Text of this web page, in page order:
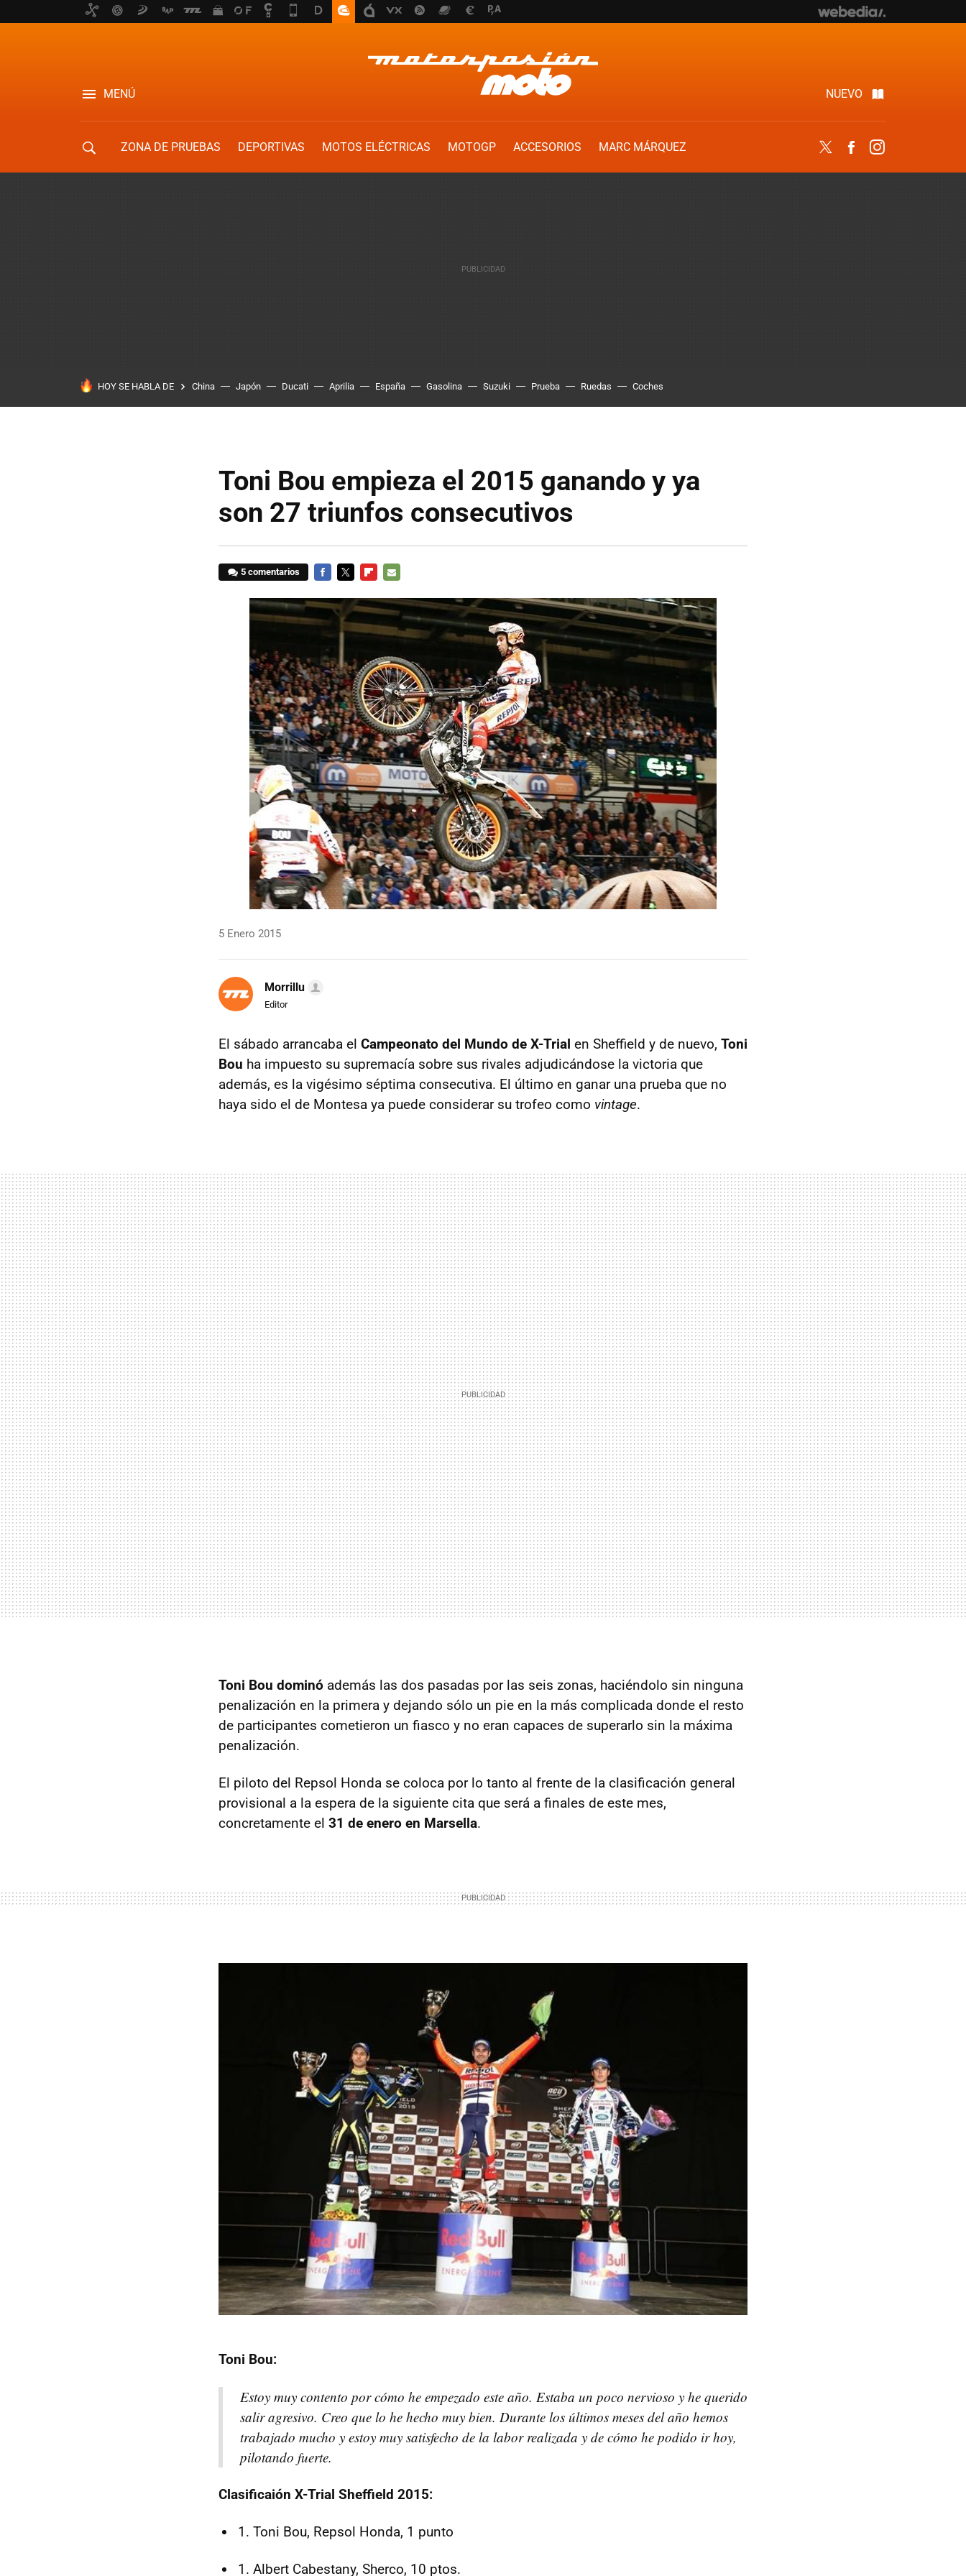
MENÚ NUEVO
ZONA DE PRUEBAS DEPORTIVAS MOTOS ELÉCTRICAS MOTOGP ACCESORIOS
MARC MÁRQUEZ
Twitter Facebook
HOY SE HABLA DE China Japón Ducati Aprilia España Gasolina Suzuki Prueba Ruedas Coches
Toni Bou empieza el 2015 ganando y ya
son 27 triunfos consecutivos
5 comentarios
MAIL
5 Enero 2015
Morrillu
Editor
El sábado arrancaba el Campeonato del Mundo de X-Trial en Sheffield y de nuevo, Toni
Bou ha impuesto su supremacía sobre sus rivales adjudicándose la victoria que
además, es la vigésimo séptima consecutiva. El último en ganar una prueba que no
haya sido el de Montesa ya puede considerar su trofeo como vintage.
Toni Bou dominó además las dos pasadas por las seis zonas, haciéndolo sin ninguna
penalización en la primera y dejando sólo un pie en la más complicada donde el resto
de participantes cometieron un fiasco y no eran capaces de superarlo sin la máxima
penalización.
El piloto del Repsol Honda se coloca por lo tanto al frente de la clasificación general
provisional a la espera de la siguiente cita que será a finales de este mes,
concretamente el 31 de enero en Marsella.
Toni Bou:
Estoy muy contento por cómo he empezado este año. Estaba un poco nervioso y he querido
salir agresivo. Creo que lo he hecho muy bien. Durante los últimos meses del año hemos
trabajado mucho y estoy muy satisfecho de la labor realizada y de cómo he podido ir hoy,
pilotando fuerte.
Clasificaión X-Trial Sheffield 2015:
Toni Bou, Repsol Honda, 1 punto
Albert Cabestany, Sherco, 10 ptos.